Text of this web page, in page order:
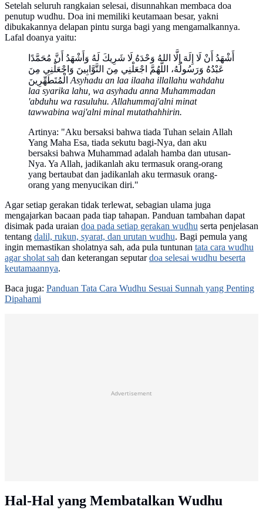
Setelah seluruh rangkaian selesai, disunnahkan membaca doa
penutup wudhu. Doa ini memiliki keutamaan besar, yakni
dibukakannya delapan pintu surga bagi yang mengamalkannya.
Lafal doanya yaitu:
أَشْهَدُ أَنْ لَا إِلَهَ إِلَّا اللهُ وَحْدَهُ لَا شَرِيكَ لَهُ وَأَشْهَدُ أَنَّ مُحَمَّدًا
عَبْدُهُ وَرَسُولُهُ، اللَّهُمَّ اجْعَلْنِي مِنَ التَّوَّابِينَ وَاجْعَلْنِي مِنَ
Asyhadu an laa ilaaha illallahu wahdahu
laa syarika lahu, wa asyhadu anna Muhammadan
'abduhu wa rasuluhu. Allahummaj'alni minat
tawwabina waj'alni minal mutathahhirin.
Artinya: "Aku bersaksi bahwa tiada Tuhan selain Allah
Yang Maha Esa, tiada sekutu bagi-Nya, dan aku
bersaksi bahwa Muhammad adalah hamba dan utusan-
Nya. Ya Allah, jadikanlah aku termasuk orang-orang
yang bertaubat dan jadikanlah aku termasuk orang-
orang yang menyucikan diri."
Agar setiap gerakan tidak terlewat, sebagian ulama juga
mengajarkan bacaan pada tiap tahapan. Panduan tambahan dapat
disimak pada uraian doa pada setiap gerakan wudhu serta penjelasan
tentang dalil, rukun, syarat, dan urutan wudhu. Bagi pemula yang
ingin memastikan sholatnya sah, ada pula tuntunan tata cara wudhu
agar sholat sah dan keterangan seputardoa selesai wudhu beserta
keutamaannya.
Baca juga: Panduan Tata Cara Wudhu Sesuai Sunnah yang Penting
Dipahami
Advertisement
Hal-Hal yang Membatalkan Wudhu